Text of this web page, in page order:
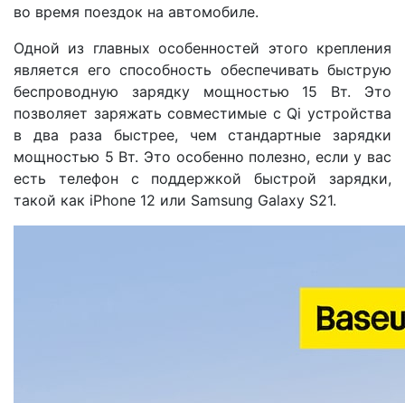
во время поездок на автомобиле.
Одной из главных особенностей этого крепления
является его способность обеспечивать быструю
беспроводную зарядку мощностью 15 Вт. Это
позволяет заряжать совместимые с Qi устройства
в два раза быстрее, чем стандартные зарядки
мощностью 5 Вт. Это особенно полезно, если у вас
есть телефон с поддержкой быстрой зарядки,
такой как iPhone 12 или Samsung Galaxy S21.